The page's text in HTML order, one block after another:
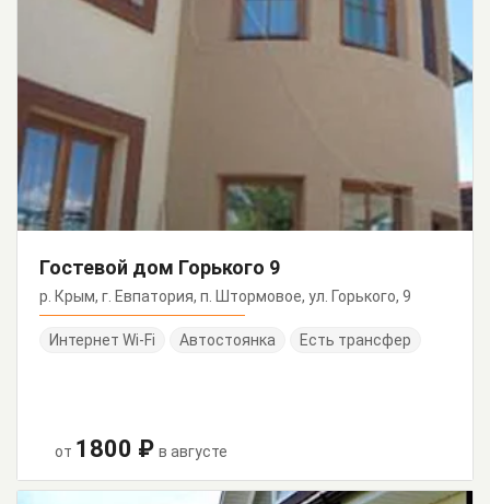
Гостевой дом Горького 9
р. Крым, г. Евпатория, п. Штормовое, ул. Горького, 9
Интернет Wi-Fi Автостоянка Есть трансфер
от 1800 ₽ в августе